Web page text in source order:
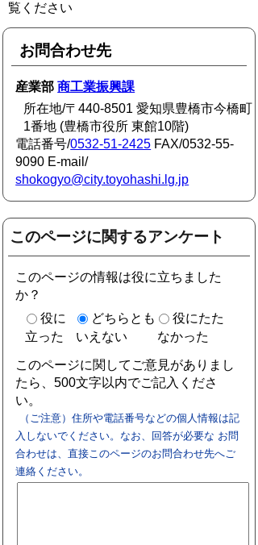
覧ください
お問合わせ先
産業部商工業振興課
所在地/〒440-8501 愛知県豊橋市今橋町
1番地 (豊橋市役所 東館10階)
電話番号/0532-51-2425 FAX/0532-55-
9090 E-mail/
shokogyo@city.toyohashi.lg.jp
このページに関するアンケート
このページの情報は役に立ちました
か？
役に
立った
どちらとも
いえない
役にたた
なかった
このページに関してご意見がありまし
たら、500文字以内でご記入くださ
い。
（ご注意）住所や電話番号などの個人情報は記
入しないでください。なお、回答が必要な お問
合わせは、直接このページのお問合わせ先へご
連絡ください。